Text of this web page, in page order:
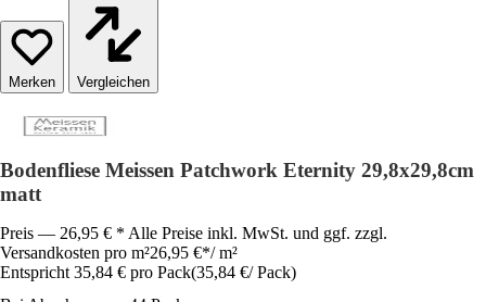
Vergleichen
Bodenfliese Meissen Patchwork Eternity 29,8x29,8cm
matt
Preis — 26,95 € * Alle Preise inkl. MwSt. und ggf. zzgl.
Versandkosten pro m²26,95 €*/ m²
Entspricht 35,84 € pro Pack(35,84 €/ Pack)